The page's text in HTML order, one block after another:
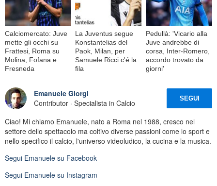
Calciomercato: Juve
mette gli occhi su
Frattesi, Roma su
Molina, Fofana e
Fresneda
La Juventus segue
Konstantelias del
Paok, Milan, per
Samuele Ricci c'é la
fila
Pedullà: 'Vicario alla
Juve andrebbe di
corsa, Inter-Romero,
accordo trovato da
giorni'
Emanuele Giorgi
Contributor · Specialista in Calcio
SEGUI
Ciao! Mi chiamo Emanuele, nato a Roma nel 1988, cresco nel
settore dello spettacolo ma coltivo diverse passioni come lo sport e
nello specifico il calcio, l'universo videoludico, la cucina e la musica.
Segui Emanuele su Facebook
Segui Emanuele su Instagram